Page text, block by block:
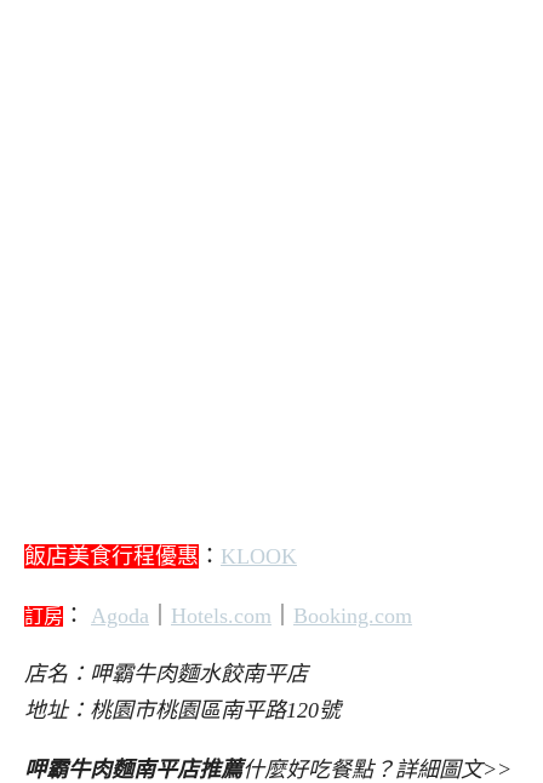
飯店美食行程優惠 ： KLOOK
訂房 ： Agoda Hotels.com Booking.com
店名：呷霸牛肉麵水餃南平店
地址：桃園市桃園區南平路120號
呷霸牛肉麵南平店推薦什麼好吃餐點？詳細圖文>>